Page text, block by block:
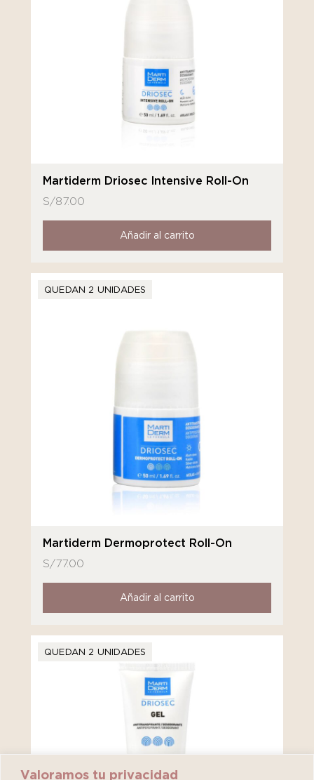
Valoramos tu privacidad
Martiderm Driosec Intensive Roll-On
S/87.00
Añadir al carrito
QUEDAN 2 UNIDADES
Martiderm Dermoprotect Roll-On
S/77.00
Añadir al carrito
QUEDAN 2 UNIDADES